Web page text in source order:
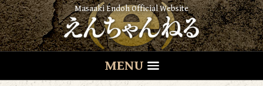
Masaaki Endoh Official Website
MENU